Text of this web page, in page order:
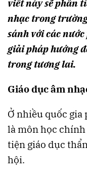
viết này sẽ phân
nhạc trong
sánh với các
giải pháp hướng
trong tương lai.
Giáo dục âm
Ở nhiều quốc
là môn học
tiện giáo dục
hội.